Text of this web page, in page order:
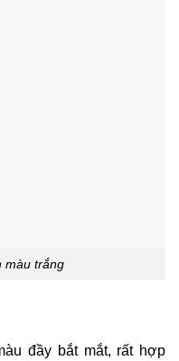
màu trắng
đầy bắt mắt, rất hợp